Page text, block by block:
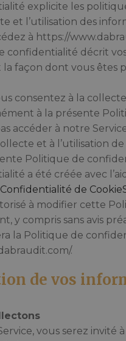
explicite les
et l’utilisation des
à https://
confidentialité décrit
façon dont vous êtes
consentez à la
à la présente
accéder à notre
et à l’utilisation
Politique de
a été créée avec
de
à modifier cette
y compris sans avis
la Politique de
.
de vos
vous serez invité